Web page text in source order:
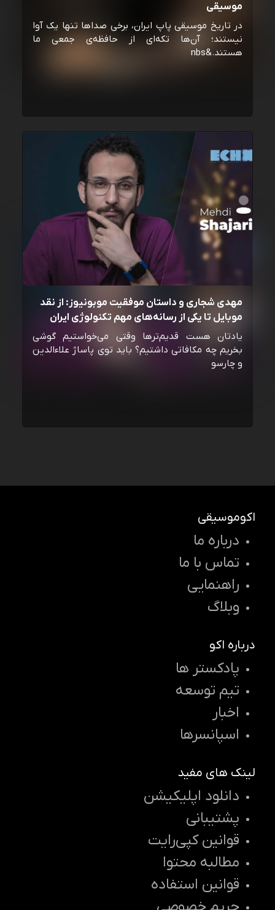
موسیقی
در تاریخ موسیقی پاپ ایران، برخی صداها تنها یک آوا
نیستند؛ آن‌ها تکه‌ای از حافظه‌ی جمعی ما
هستند.&nbs
مهدی شجاری و داستان موفقیت موبونیوز: از نقد
موبایل تا یکی از رسانه‌‌های مهم تکنولوژی ایران
یادتان هست قدیم‌ترها وقتی می‌خواستیم گوشی
بخریم چه مکافاتی داشتیم؟ باید توی پاساژ علاءالدین
و چارسو
اکوموسیقی
درباره ما
تماس با ما
راهنمایی
وبلاگ
درباره اکو
پادکستر ها
تیم توسعه
اخبار
اسپانسرها
لینک های مفید
دانلود اپلیکیشن
پشتیبانی
قوانین کپی‌رایت
مطالبه محتوا
قوانین استفاده